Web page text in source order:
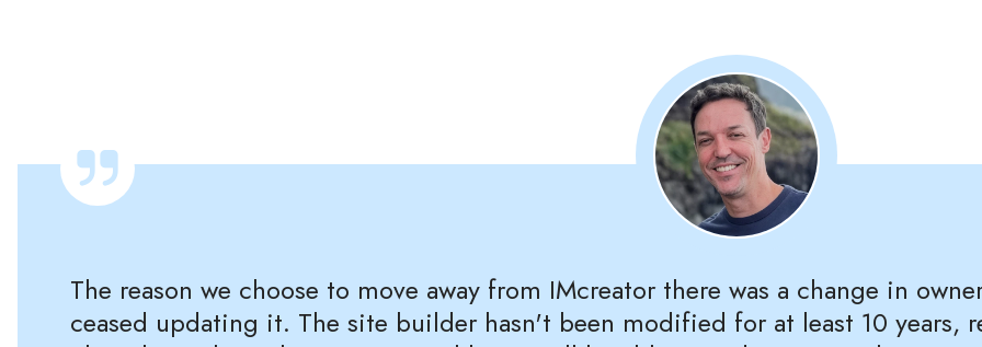
The reason we choose to move away from IMcreator there was a change in
ceased updating it. The site builder hasn't been modified for at least 10 years,